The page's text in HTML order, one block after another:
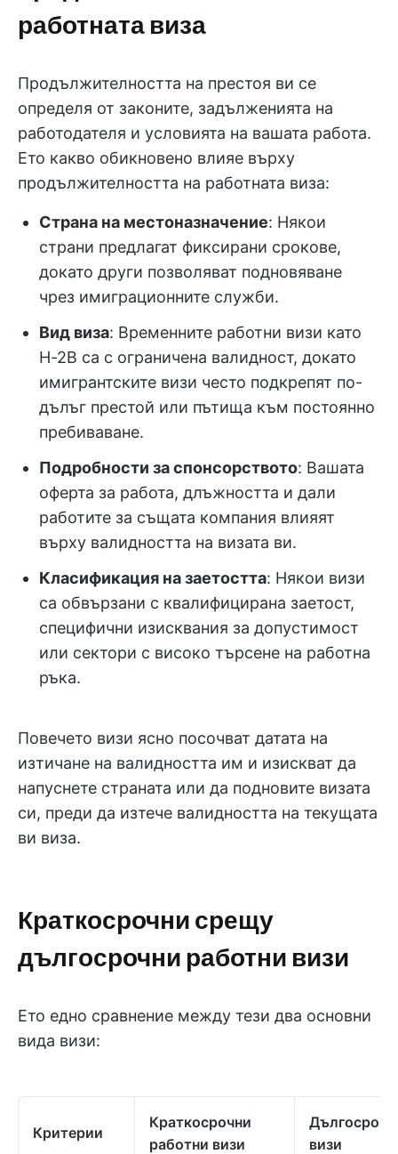
работната виза
Продължителността на престоя ви се
определя от законите, задълженията на
работодателя и условията на вашата работа.
Ето какво обикновено влияе върху
продължителността на работната виза:
Страна на местоназначение: Някои
страни предлагат фиксирани срокове,
докато други позволяват подновяване
чрез имиграционните служби.
Вид виза: Временните работни визи като
H-2B са с ограничена валидност, докато
имигрантските визи често подкрепят по-
дълъг престой или пътища към постоянно
пребиваване.
Подробности за спонсорството: Вашата
оферта за работа, длъжността и дали
работите за същата компания влияят
върху валидността на визата ви.
Класификация на заетостта: Някои визи
са обвързани с квалифицирана заетост,
специфични изисквания за допустимост
или сектори с високо търсене на работна
ръка.
Повечето визи ясно посочват датата на
изтичане на валидността им и изискват да
напуснете страната или да подновите визата
си, преди да изтече валидността на текущата
ви виза.
Краткосрочни срещу
дългосрочни работни визи
Ето едно сравнение между тези два основни
вида визи:
Критерии
Краткосрочни
работни визи
визи